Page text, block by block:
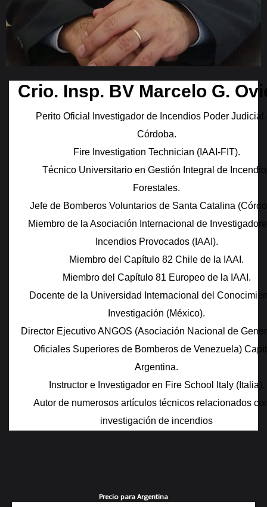
Crio. Insp. BV Marcelo G.
Perito Oficial Investigador de Incendios Poder Judicial
Córdoba.
Fire Investigation Technician (IAAI-FIT).
Técnico Universitario en Gestión Integral de
Forestales.
Jefe de Bomberos Voluntarios de Santa Catalina
Miembro de la Asociación Internacional de
Incendios Provocados (IAAI).
Miembro del Capítulo 82 Chile de la IAAI.
Miembro del Capítulo 81 Europeo de la IAAI.
Docente de la Universidad Internacional del
Investigación (México).
Director Ejecutivo ANGOS (Asociación Nacional de
Oficiales Superiores de Bomberos de Venezuela)
Argentina.
Instructor e Investigador en Fire School Italy (Italia).
Autor de numerosos artículos técnicos relacionados
investigación de incendios
Precio para Argentina